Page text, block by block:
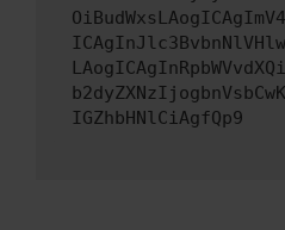
IGZhbHNlCiAgfQp9